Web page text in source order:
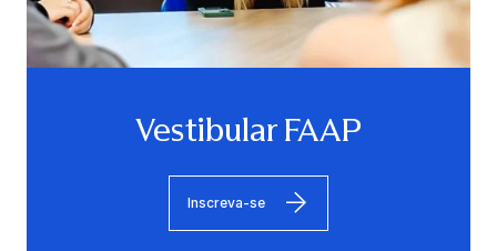
Vestibular FAAP
Inscreva-se